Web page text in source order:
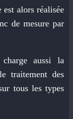
est alors réalisée
de mesure par
aussi la
traitement des
tous les types